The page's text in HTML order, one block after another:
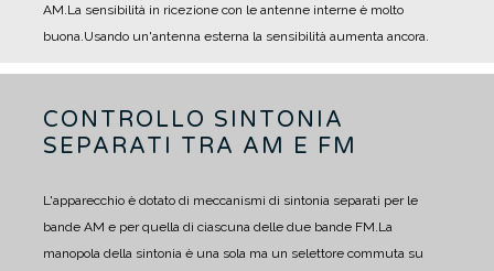
AM.La sensibilità in ricezione con le antenne interne è molto
buona.Usando un'antenna esterna la sensibilità aumenta ancora.
CONTROLLO SINTONIA
SEPARATI TRA AM E FM
L'apparecchio è dotato di meccanismi di sintonia separati per le
bande AM e per quella di ciascuna delle due bande FM.La
manopola della sintonia è una sola ma un selettore commuta su